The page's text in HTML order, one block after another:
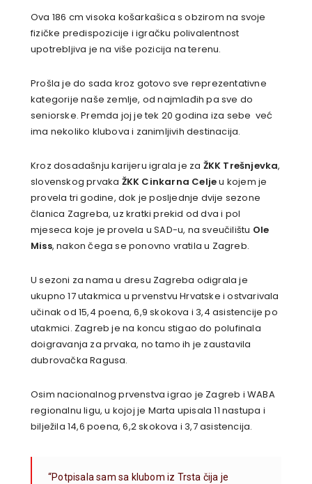
Ova 186 cm visoka košarkašica s obzirom na svoje
fizičke predispozicije i igračku polivalentnost
upotrebljiva je na više pozicija na terenu.
Prošla je do sada kroz gotovo sve reprezentativne
kategorije naše zemlje, od najmlađih pa sve do
seniorske. Premda joj je tek 20 godina iza sebe već
ima nekoliko klubova i zanimljivih destinacija.
Kroz dosadašnju karijeru igrala je za ŽKK Trešnjevka,
slovenskog prvaka ŽKK Cinkarna Celjeu kojem je
provela tri godine, dok je posljednje dvije sezone
članica Zagreba, uz kratki prekid od dva i pol
mjeseca koje je provela u SAD-u, na sveučilištu Ole
Miss, nakon čega se ponovno vratila u Zagreb.
U sezoni za nama u dresu Zagreba odigrala je
ukupno 17 utakmica u prvenstvu Hrvatske i ostvarivala
učinak od 15,4 poena, 6,9 skokova i 3,4 asistencije po
utakmici. Zagreb je na koncu stigao do polufinala
doigravanja za prvaka, no tamo ih je zaustavila
dubrovačka Ragusa.
Osim nacionalnog prvenstva igrao je Zagreb i WABA
regionalnu ligu, u kojoj je Marta upisala 11 nastupa i
bilježila 14,6 poena, 6,2 skokova i 3,7 asistencija.
“Potpisala sam sa klubom iz Trsta čija je